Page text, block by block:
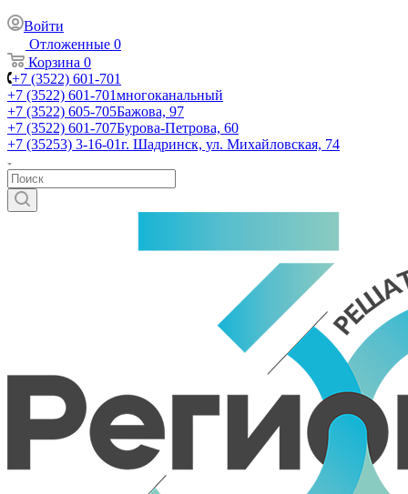
Войти
Отложенные 0
Корзина 0
+7 (3522) 601-701
+7 (3522) 601-701многоканальный
+7 (3522) 605-705Бажова, 97
+7 (3522) 601-707Бурова-Петрова, 60
+7 (35253) 3-16-01г. Шадринск, ул. Михайловская, 74